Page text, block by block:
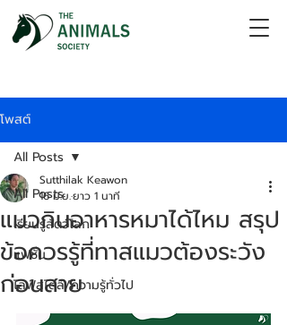
โพสต์
All Posts
เรียนรู้สัตว์โลก
แฟชั่น
ไลฟ์สไตล์/ความรู้ทั่วไป
All Posts
แมวกินอาหารหมาได้ไหม สรุป
ข้อควรรู้ที่ทาสแมวต้องระวัง
ก่อนสาย
Sutthilak Keawon
16 มิ.ย.ยาว 1 นาที